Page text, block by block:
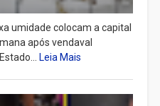
umidade colocam a capital
após vendaval
Leia Mais